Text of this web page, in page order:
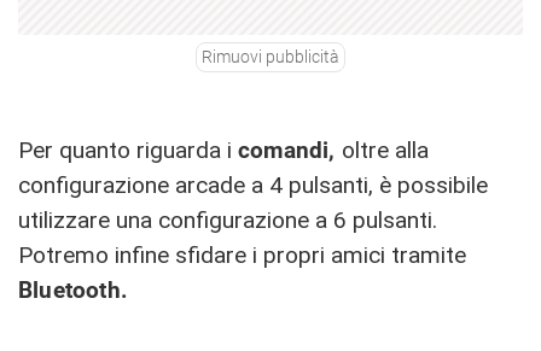
Rimuovi pubblicità
Per quanto riguarda i comandi, oltre alla
configurazione arcade a 4 pulsanti, è possibile
utilizzare una configurazione a 6 pulsanti.
Potremo infine sfidare i propri amici tramite
Bluetooth.